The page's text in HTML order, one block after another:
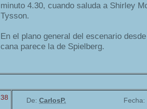
minuto 4.30, cuando saluda a Shirley
Tysson.
En el plano general del escenario
cana parece la de Spielberg.
38 De: CarlosP. Fecha: